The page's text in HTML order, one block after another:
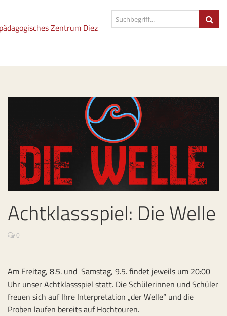
Achtklassspiel: Die Welle
0
Am Freitag, 8.5. und Samstag, 9.5. findet jeweils um 20:00
Uhr unser Achtklassspiel statt. Die Schülerinnen und Schüler
freuen sich auf Ihre Interpretation „der Welle“ und die
Proben laufen bereits auf Hochtouren.